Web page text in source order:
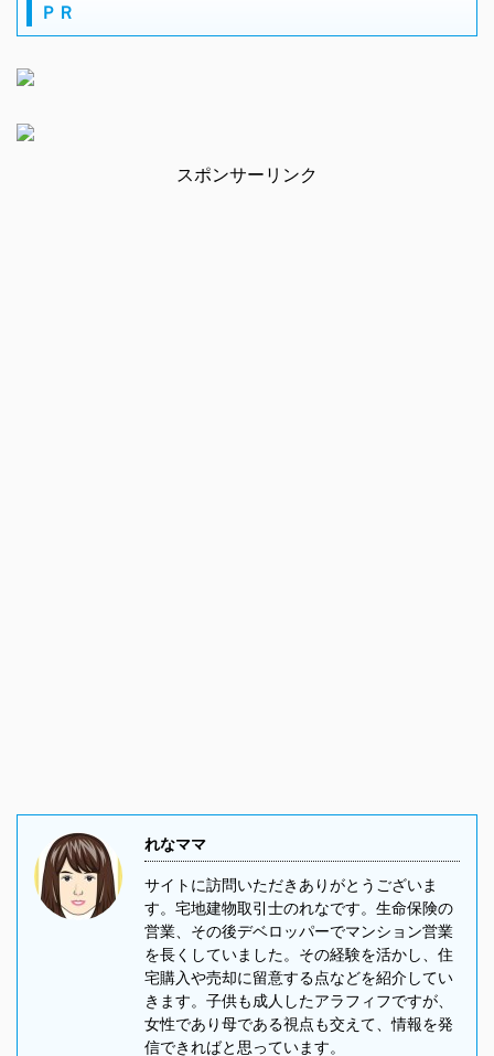
ＰＲ
スポンサーリンク
れなママ
サイトに訪問いただきありがとうございま
す。宅地建物取引士のれなです。生命保険の
営業、その後デベロッパーでマンション営業
を長くしていました。その経験を活かし、住
宅購入や売却に留意する点などを紹介してい
きます。子供も成人したアラフィフですが、
女性であり母である視点も交えて、情報を発
信できればと思っています。